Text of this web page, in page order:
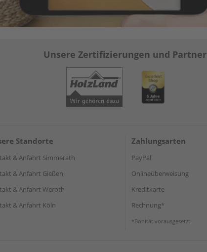
Unsere Zertifizierungen und Partner
Standorte
& Anfahrt Simmerath
& Anfahrt Gießen
& Anfahrt Weroth
& Anfahrt Köln
Zahlungsarten
PayPal
Onlineüberweisung
Kreditkarte
Rechnung*
*Bonität vorausgesetzt